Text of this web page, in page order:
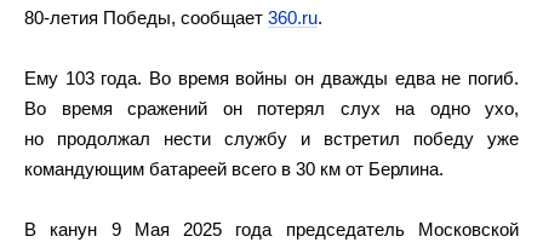
80-летия Победы, сообщает 360.ru.
Ему 103 года. Во время войны он дважды едва не погиб.
Во время сражений он потерял слух на одно ухо,
но продолжал нести службу и встретил победу уже
командующим батареей всего в 30 км от Берлина.
В канун 9 Мая 2025 года председатель Московской